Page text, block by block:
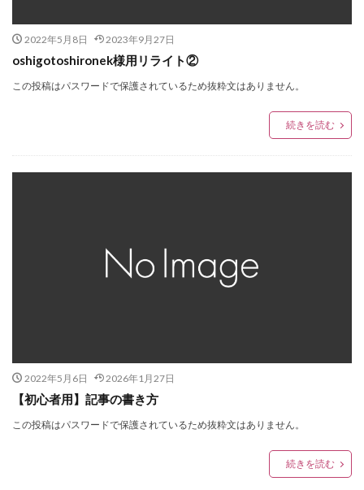
2022年5月8日 2023年9月27日
oshigotoshironek様用リライト②
この投稿はパスワードで保護されているため抜粋文はありません。
続きを読む
2022年5月6日 2026年1月27日
【初心者用】記事の書き方
この投稿はパスワードで保護されているため抜粋文はありません。
続きを読む